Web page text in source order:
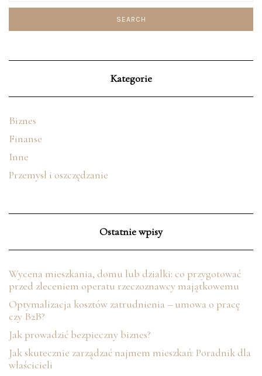
Kategorie
Biznes
Finanse
Inne
Przemysł i oszczędzanie
Ostatnie wpisy
Wycena mieszkania, domu lub działki: co przygotować
przed zleceniem operatu rzeczoznawcy majątkowemu
Optymalizacja kosztów zatrudnienia – umowa o pracę
czy B2B?
Jak prowadzić bezpieczny biznes?
Jak skutecznie zarządzać najmem mieszkań: Poradnik dla
właścicieli